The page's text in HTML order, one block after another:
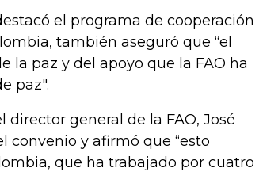
el programa de cooperación
también aseguró que “el
la paz y del apoyo que la FAO ha
paz".
general de la FAO, José
convenio y afirmó que “esto
que ha trabajado por cuatro